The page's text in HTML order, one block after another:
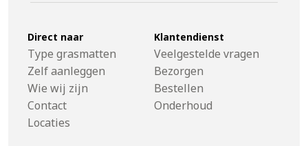
Direct naar
Type grasmatten
Zelf aanleggen
Wie wij zijn
Contact
Locaties
Klantendienst
Veelgestelde vragen
Bezorgen
Bestellen
Onderhoud